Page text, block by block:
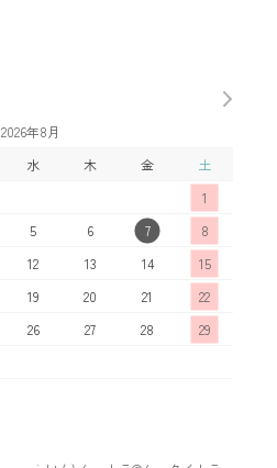
2026年8月
水 木 金
土
1
5 6 7
8
12 13 14
15
19 20 21
22
26 27 28
29